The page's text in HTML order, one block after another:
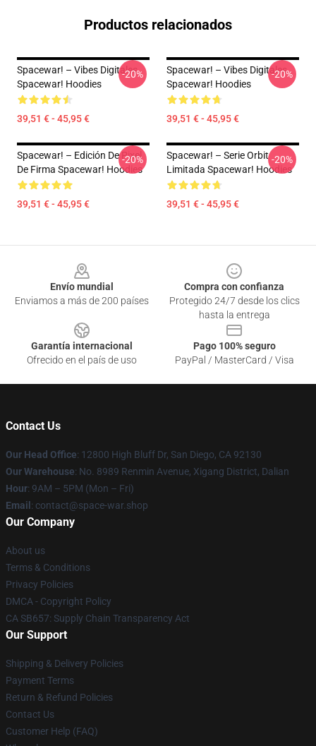
Productos relacionados
Spacewar! – Vibes Digitales
Spacewar! Hoodies
39,51 € - 45,95 €
-20%
Spacewar! – Vibes Digitales
Spacewar! Hoodies
39,51 € - 45,95 €
-20%
Spacewar! – Edición De Pixel
De Firma Spacewar! Hoodies
39,51 € - 45,95 €
-20%
Spacewar! – Serie Orbit
Limitada Spacewar! Hoodies
39,51 € - 45,95 €
-20%
Envío mundial
Enviamos a más de 200 países
Compra con confianza
Protegido 24/7 desde los clics
hasta la entrega
Garantía internacional
Ofrecido en el país de uso
Pago 100% seguro
PayPal / MasterCard / Visa
Contact Us
Our Head Office: 12800 High Bluff Dr, San Diego, CA 92130
Our Warehouse: No. 8989 Renmin Avenue, Xigang District, Dalian
Hour: 9AM – 5PM (Mon – Fri)
Email : contact@space-war.shop
Our Company
About us
Terms & Conditions
Privacy Policies
DMCA - Copyright Policy
CA SB657: Supply Chain Transparency Act
Our Support
Shipping & Delivery Policies
Payment Terms
Return & Refund Policies
Contact Us
Customer Help (FAQ)